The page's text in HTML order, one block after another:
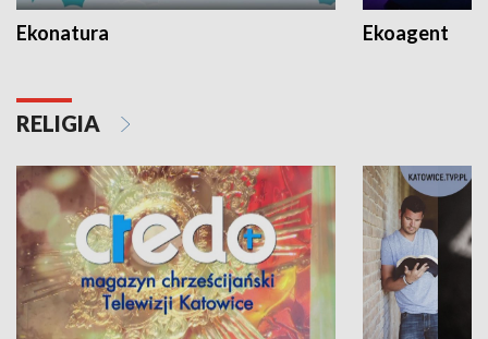
Ekonatura Ekoagent
RELIGIA